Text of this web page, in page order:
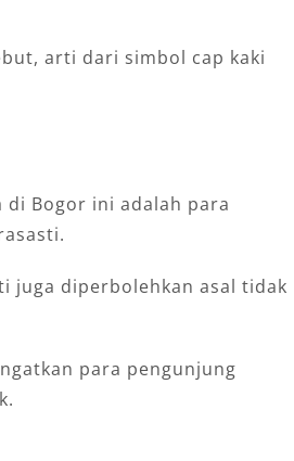
arti dari simbol cap kaki
di Bogor ini adalah para
juga diperbolehkan asal tidak
para pengunjung